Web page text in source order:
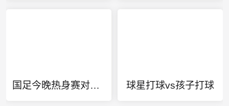
国足今晚热身赛对阵阿曼 球星打球vs孩子打球